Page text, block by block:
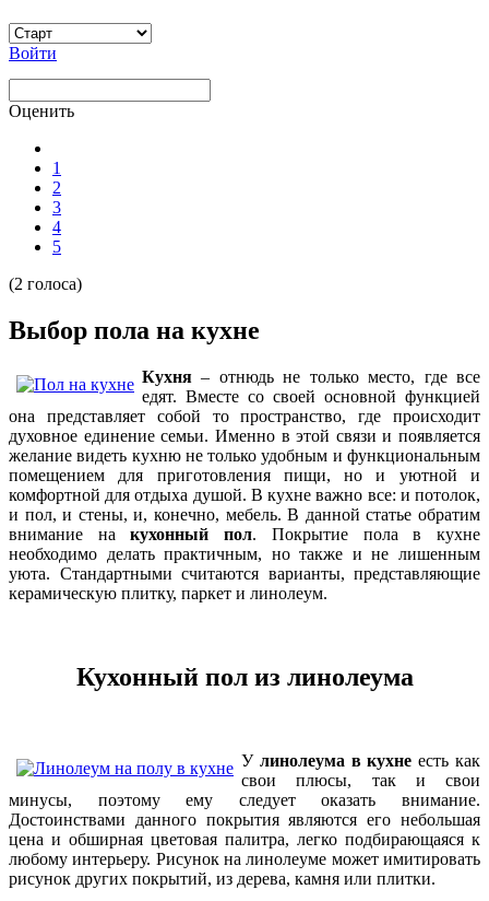
Войти
Оценить
1
2
3
4
5
(2 голоса)
Выбор пола на кухне
Кухня – отнюдь не только место, где все
едят. Вместе со своей основной функцией
она представляет собой то пространство, где происходит
духовное единение семьи. Именно в этой связи и появляется
желание видеть кухню не только удобным и функциональным
помещением для приготовления пищи, но и уютной и
комфортной для отдыха душой. В кухне важно все: и потолок,
и пол, и стены, и, конечно, мебель. В данной статье обратим
внимание накухонный пол. Покрытие пола в кухне
необходимо делать практичным, но также и не лишенным
уюта. Стандартными считаются варианты, представляющие
керамическую плитку, паркет и линолеум.
Кухонный пол из линолеума
У линолеума в кухне есть как
свои плюсы, так и свои
минусы, поэтому ему следует оказать внимание.
Достоинствами данного покрытия являются его небольшая
цена и обширная цветовая палитра, легко подбирающаяся к
любому интерьеру. Рисунок на линолеуме может имитировать
рисунок других покрытий, из дерева, камня или плитки.